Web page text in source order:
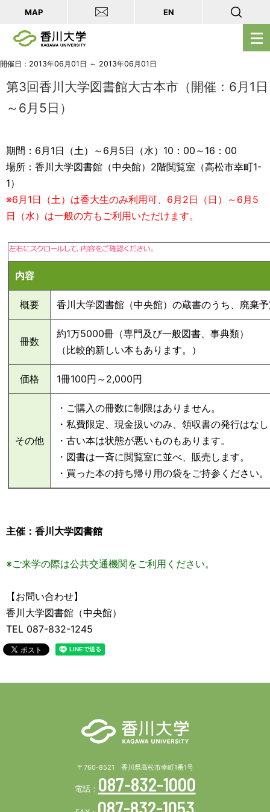
メ
ニ
ー
MAP EN
開催日：2013年06月01日 ～ 2013年06月01日
第3回香川大学図書館大古本市（開催：6月1日
～6月5日）
期間：6月1日（土）～6月5日（水）10：00～16：00
場所：香川大学図書館（中央館）2階閲覧室（高松市幸町1-
1）
※6月1日（土）は香大生のみ利用可、6月2日（日）～6月5
日（水）は一般の方もご利用いただけます。
内容
概要 香川大学図書館（中央館）の蔵書のうち、廃棄
冊数
約1万5000冊（専門及び一般図書、事典類）
（比較的新しい本もあります。）
価格 1冊100円～2,000円
その他
・ご購入の冊数に制限はありません。
・私費限定、現金扱いのみ、領収書の発行はな
・古い本は状態が悪いものもあります。
・図書は一斉に閲覧室に並べ、販売します。
・買った本の持ち帰り用の袋をご持参ください。
主催：香川大学図書館
※ご来学の際は公共交通機関をご利用ください。
【お問い合わせ】
香川大学図書館（中央館）
TEL 087-832-1245
〒760-8521 香川県高松市幸町1番1号
電話： 087-832-1000